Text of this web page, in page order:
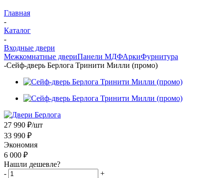
Главная
-
Каталог
-
Входные двери
Межкомнатные двериПанели МДФАркиФурнитура
-Сейф-дверь Берлога Тринити Милли (промо)
27 990 ₽/шт
33 990 ₽
Экономия
6 000 ₽
Нашли дешевле?
-
+